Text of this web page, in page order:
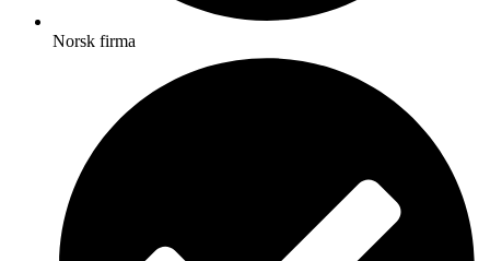
Norsk firma